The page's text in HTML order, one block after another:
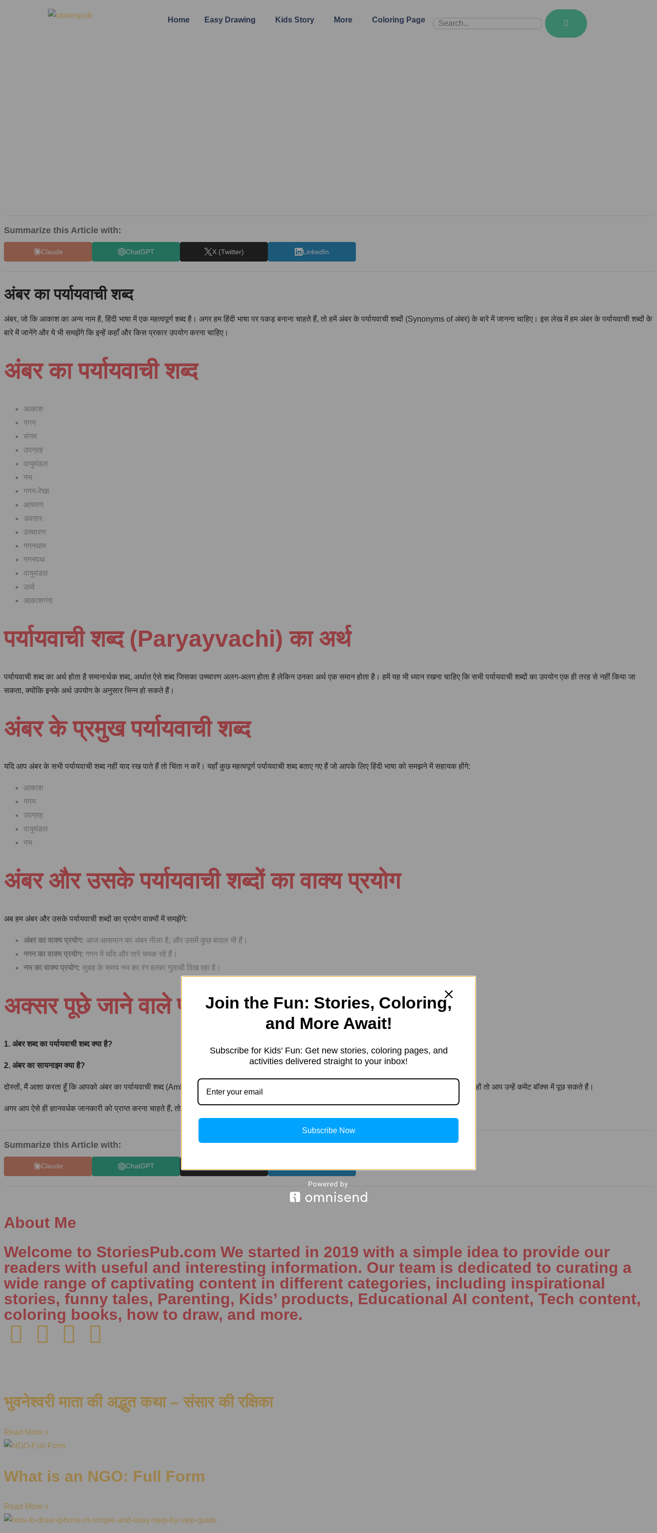
Home Easy Drawing Kids Story More Coloring Page
Summarize this Article with:
Claude ChatGPT X (Twitter) LinkedIn
अंबर का पर्यायवाची शब्द
अंबर, जो कि आकाश का अन्य नाम है, हिंदी भाषा में एक महत्वपूर्ण शब्द है। अगर हम हिंदी भाषा पर पकड़ बनाना चाहते हैं, तो हमें अंबर के पर्यायवाची शब्दों (Synonyms of अंबर) के बारे में जानना चाहिए। इस लेख में हम अंबर के पर्यायवाची शब्दों के
बारे में जानेंगे और ये भी समझेंगे कि इन्हें कहाँ और किस प्रकार उपयोग करना चाहिए।
अंबर का पर्यायवाची शब्द
आकाश
गगन
संगम
उपग्रह
वायुमंडल
नभ
गगन-रेखा
आचरण
अवतार
उच्चारण
गगनधाम
गगनपथ
वायुमंडल
उर्ध्व
आकाशगंगा
पर्यायवाची शब्द (Paryayvachi) का अर्थ
पर्यायवाची शब्द का अर्थ होता है समानार्थक शब्द, अर्थात ऐसे शब्द जिसका उच्चारण अलग-अलग होता है लेकिन उनका अर्थ एक समान होता है। हमें यह भी ध्यान रखना चाहिए कि सभी पर्यायवाची शब्दों का उपयोग एक ही तरह से नहीं किया जा
सकता, क्योंकि इनके अर्थ उपयोग के अनुसार भिन्न हो सकते हैं।
अंबर के प्रमुख पर्यायवाची शब्द
यदि आप अंबर के सभी पर्यायवाची शब्द नहीं याद रख पाते हैं तो चिंता न करें। यहाँ कुछ महत्वपूर्ण पर्यायवाची शब्द बताए गए हैं जो आपके लिए हिंदी भाषा को समझने में सहायक होंगे:
आकाश
गगन
उपग्रह
वायुमंडल
नभ
अंबर और उसके पर्यायवाची शब्दों का वाक्य प्रयोग
अब हम अंबर और उसके पर्यायवाची शब्दों का प्रयोग वाक्यों में समझेंगे:
अंबर का वाक्य प्रयोग: आज आसमान का अंबर नीला है, और उसमें कुछ बादल भी हैं।
गगन का वाक्य प्रयोग: गगन में चाँद और तारे चमक रहे हैं।
नभ का वाक्य प्रयोग: सुबह के समय नभ का रंग हल्का गुलाबी दिख रहा है।
अक्सर पूछे जाने वाले प्रश्न
1. अंबर शब्द का पर्यायवाची शब्द क्या है?
2. अंबर का सायनाइम क्या है?
दोस्तों, मैं आशा करता हूँ कि आपको अंबर का पर्यायवाची शब्द (Ambar Ka Paryayvachi Shabd) और उसका उपयोग अच्छे से समझ में आ गया होगा। यदि आपके कोई प्रश्न हों तो आप उन्हें कमेंट बॉक्स में पूछ सकते हैं।
अगर आप ऐसे ही ज्ञानवर्धक जानकारी को प्राप्त करना चाहते हैं, तो कृपया इस पृष्ठ को बुकमार्क करें।
Summarize this Article with:
Claude ChatGPT
About Me
Welcome to StoriesPub.com We started in 2019 with a simple idea to provide our
readers with useful and interesting information. Our team is dedicated to curating a
wide range of captivating content in different categories, including inspirational
stories, funny tales, Parenting, Kids’ products, Educational AI content, Tech content,
coloring books, how to draw, and more.
भुवनेश्वरी माता की अद्भुत कथा – संसार की रक्षिका
Read More »
What is an NGO: Full Form
Read More »
Join the Fun: Stories, Coloring,
and More Await!
Subscribe for Kids' Fun: Get new stories, coloring pages, and
activities delivered straight to your inbox!
Subscribe Now